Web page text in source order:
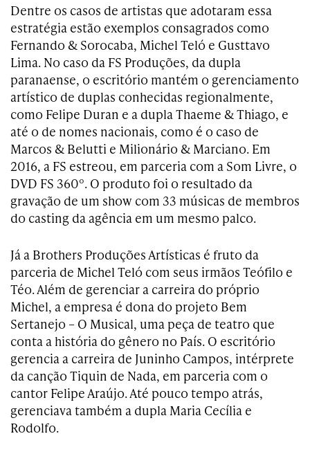
Dentre os casos de artistas que adotaram essa
estratégia estão exemplos consagrados como
Fernando & Sorocaba, Michel Teló e Gusttavo
Lima. No caso da FS Produções, da dupla
paranaense, o escritório mantém o gerenciamento
artístico de duplas conhecidas regionalmente,
como Felipe Duran e a dupla Thaeme & Thiago, e
até o de nomes nacionais, como é o caso de
Marcos & Belutti e Milionário & Marciano. Em
2016, a FS estreou, em parceria com a Som Livre, o
DVD FS 360º. O produto foi o resultado da
gravação de um show com 33 músicas de membros
do casting da agência em um mesmo palco.
Já a Brothers Produções Artísticas é fruto da
parceria de Michel Teló com seus irmãos Teófilo e
Téo. Além de gerenciar a carreira do próprio
Michel, a empresa é dona do projeto Bem
Sertanejo – O Musical, uma peça de teatro que
conta a história do gênero no País. O escritório
gerencia a carreira de Juninho Campos, intérprete
da canção Tiquin de Nada, em parceria com o
cantor Felipe Araújo. Até pouco tempo atrás,
gerenciava também a dupla Maria Cecília e
Rodolfo.